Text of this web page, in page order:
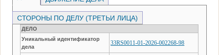
СТОРОНЫ ПО ДЕЛУ (ТРЕТЬИ ЛИЦА)
ДЕЛО
Уникальный идентификатор
дела
33RS0011-01-2026-002268-98